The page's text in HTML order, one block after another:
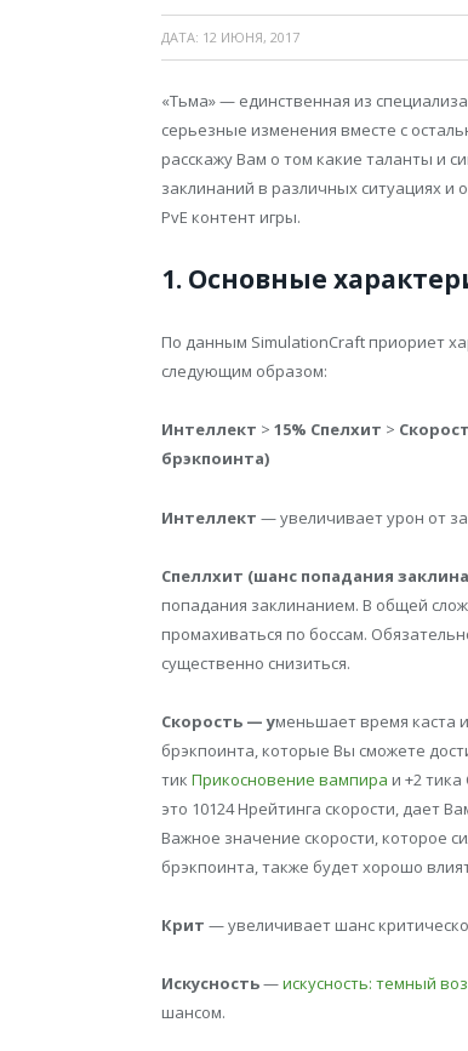
ДАТА: 12 ИЮНЯ, 2017
«Тьма» — единственная из
серьезные изменения вместе с
расскажу Вам о том какие таланты и
заклинаний в различных ситуациях и
PvE контент игры.
1. Основные
По данным SimulationCraft приориет
следующим образом:
Интеллект > 15% Спелхит >
брэкпоинта)
Интеллект — увеличивает урон от
Спеллхит (шанс попадания
попадания заклинанием. В общей
промахиваться по боссам.
существенно снизиться.
Скорость — уменьшает время каста
брэкпоинта, которые Вы сможете
тик Прикосновение вампира и +2
это 10124 Hрейтинга скорости, дает
Важное значение скорости, которое
брэкпоинта, также будет хорошо
Крит — увеличивает шанс
Искусность—искусность: темный
шансом.